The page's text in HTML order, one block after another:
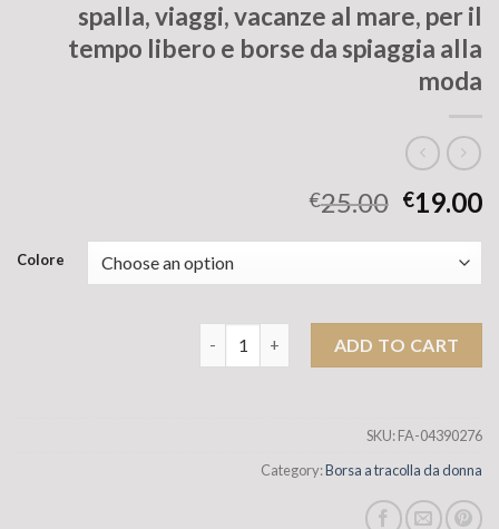
spalla, viaggi, vacanze al mare, per il
tempo libero e borse da spiaggia alla
moda
€25.00 €19.00
Colore
ADD TO CART
SKU:FA-04390276
Category:Borsa a tracolla da donna